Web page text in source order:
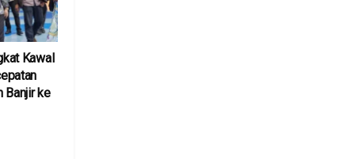
Kawal
Banjir ke